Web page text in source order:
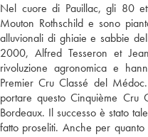
Nel cuore di Pauillac, gli 80
Mouton Rothschild e sono
alluvionali di ghiaie e sabbie
2000, Alfred Tesseron et
rivoluzione agronomica e
Premier Cru Classé del
portare questo Cinquième
Bordeaux. Il successo è stato
fatto proseliti. Anche per